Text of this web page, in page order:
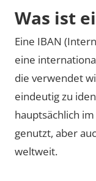
Was ist
Eine IBAN
eine
die verwendet
eindeutig zu
hauptsächlich
genutzt, aber
weltweit.